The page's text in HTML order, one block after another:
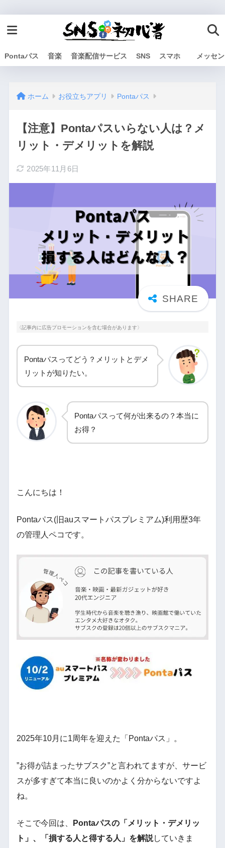
Pontaパス 音楽 音楽配信サービス SNS スマホ メッセ
ホーム お役立ちアプリ Pontaパス
【注意】Pontaパスいらない人は？メ
リット・デメリットを解説
2025年11月6日
〈記事内に広告プロモーションを含む場合があります〉
Pontaパスってどう？メリットとデメ
リットが知りたい。
Pontaパスって何が出来るの？本当に
お得？
こんにちは！
Pontaパス(旧auスマートパスプレミアム)利用歴3年
の管理人ペコです。
2025年10月に1周年を迎えた「Pontaパス」。
”お得が詰まったサブスク”と言われてますが、サービ
スが多すぎて本当に良いのかよく分からないですよ
ね。
そこで今回は、
Pontaパスの「メリット・デメリッ
ト」、「損する人と得する人」を解説していきま